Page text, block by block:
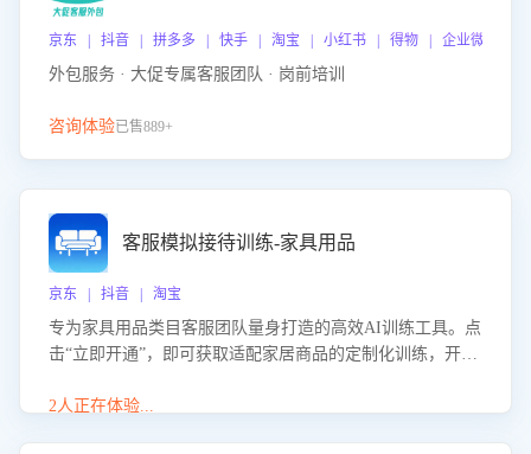
京东 | 抖音 | 拼多多 | 快手 | 淘宝 | 小红书 | 得物 | 企业微信
外包服务 · 大促专属客服团队 · 岗前培训
咨询体验已售889+
客服模拟接待训练-家具用品
京东 | 抖音 | 淘宝
专为家具用品类目客服团队量身打造的高效AI训练工具。点
击“立即开通”，即可获取适配家居商品的定制化训练，开启
能、尺寸参数咨询等高频场景下的专业应对能力。
2人正在体验...